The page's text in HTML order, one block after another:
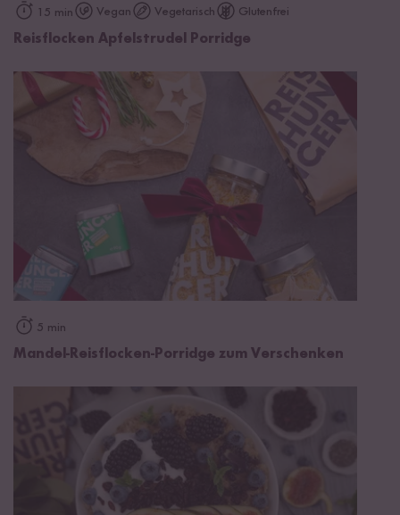
15 min Vegan Vegetarisch Glutenfrei
Reisflocken Apfelstrudel Porridge
5 min
Mandel-Reisflocken-Porridge zum Verschenken